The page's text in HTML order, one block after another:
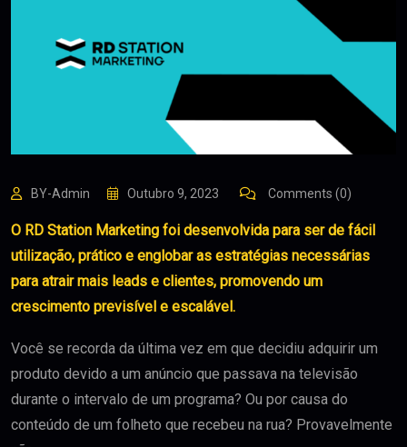
BY-Admin Outubro 9, 2023 Comments (0)
O RD Station Marketing foi desenvolvida para ser de fácil
utilização, prático e englobar as estratégias necessárias
para atrair mais leads e clientes, promovendo um
crescimento previsível e escalável.
Você se recorda da última vez em que decidiu adquirir um
produto devido a um anúncio que passava na televisão
durante o intervalo de um programa? Ou por causa do
conteúdo de um folheto que recebeu na rua? Provavelmente